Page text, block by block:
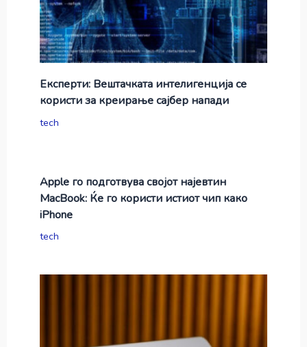
Експерти: Вештачката интелигенција се
користи за креирање сајбер напади
tech
Apple го подготвува својот најевтин
MacBook: Ќе го користи истиот чип како
iPhone
tech